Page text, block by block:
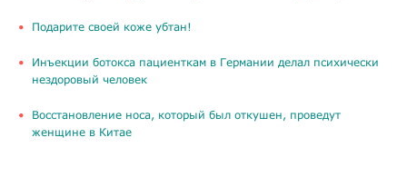
Подарите своей коже убтан!
Инъекции ботокса пациенткам в Германии делал психически
нездоровый человек
Восстановление носа, который был откушен, проведут
женщине в Китае